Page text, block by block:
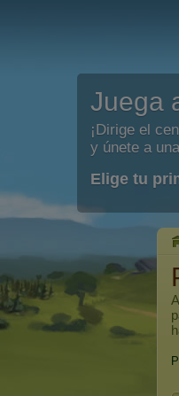
Juega
¡Dirige el
y únete a
Elige tu